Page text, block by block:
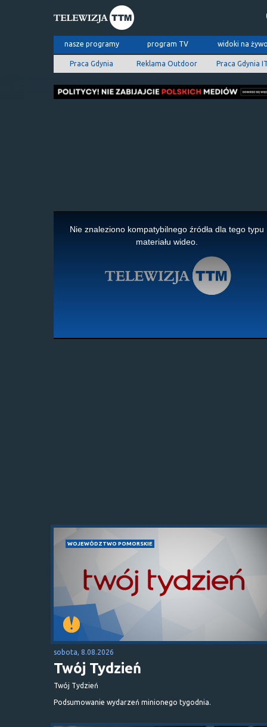
nasze programy program TV widoki na
Praca Gdynia Reklama Outdoor Praca Gdynia
Nie znaleziono kompatybilnego źródła dla tego typu
materiału wideo.
WOJEWÓDZTWO POMORSKIE
sobota, 8.08.2026
Twój Tydzień
Twój Tydzień
Podsumowanie wydarzeń minionego tygodnia.